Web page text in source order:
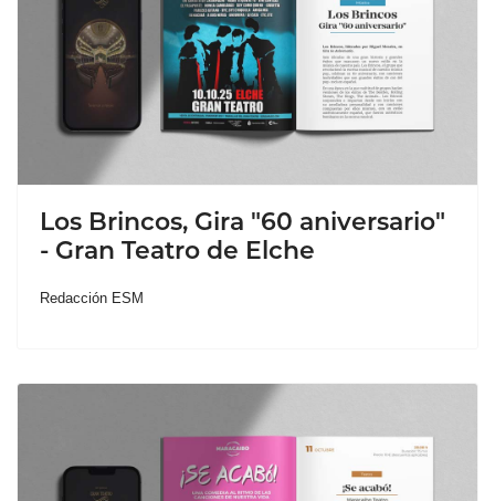
Los Brincos, Gira "60 aniversario"
- Gran Teatro de Elche
Redacción ESM